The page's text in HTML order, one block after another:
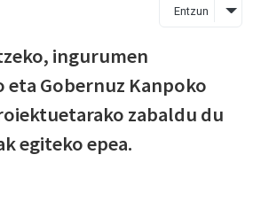
Entzun
ingurumen
eta Gobernuz Kanpoko
zabaldu du
egiteko epea.